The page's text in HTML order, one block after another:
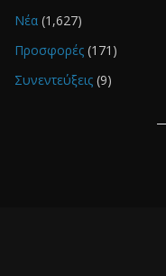
Νέα (1,627)
Προσφορές (171)
Συνεντεύξεις (9)